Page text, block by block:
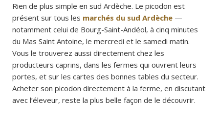
Rien de plus simple en sud Ardèche. Le picodon est
présent sur tous les marchés du sud Ardèche —
notamment celui de Bourg-Saint-Andéol, à cinq minutes
du Mas Saint Antoine, le mercredi et le samedi matin.
Vous le trouverez aussi directement chez les
producteurs caprins, dans les fermes qui ouvrent leurs
portes, et sur les cartes des bonnes tables du secteur.
Acheter son picodon directement à la ferme, en discutant
avec l’éleveur, reste la plus belle façon de le découvrir.